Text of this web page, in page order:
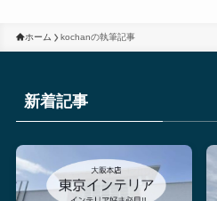
ホーム kochanの執筆記事
新着記事